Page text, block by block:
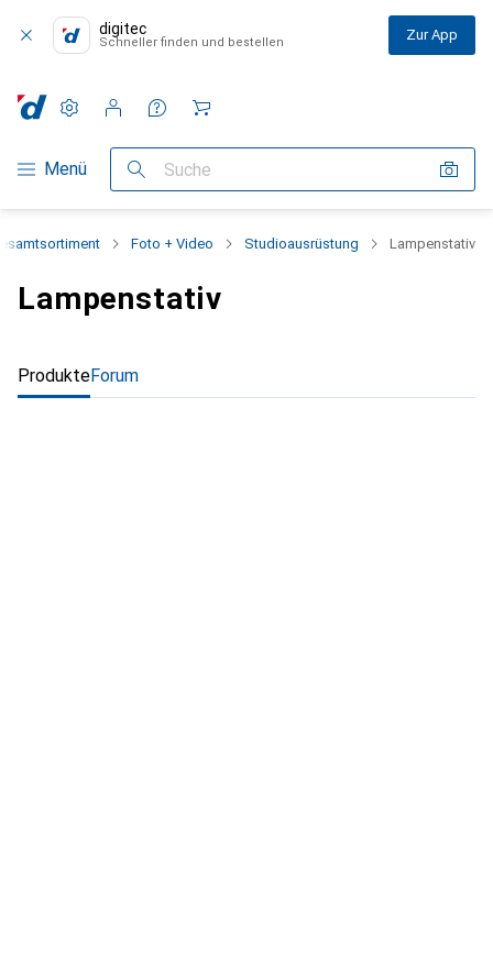
digitec
Schneller finden und bestellen Zur App
Navigation nach Kategorien
Menü Suche
Einstellungen
Kundenkonto
Vergleichslisten
Merklisten
Warenkorb
Foto + Video Studioausrüstung Lampenstativ
Lampenstativ
ProdukteForum